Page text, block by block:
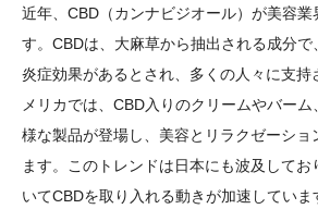
近年、CBD（カンナビジオール）が美容業
す。CBDは、大麻草から抽出される成分
炎症効果があるとされ、多くの人々に支持
メリカでは、CBD入りのクリームやバー
様な製品が登場し、美容とリラクゼーショ
ます。このトレンドは日本にも波及して
いてCBDを取り入れる動きが加速していま